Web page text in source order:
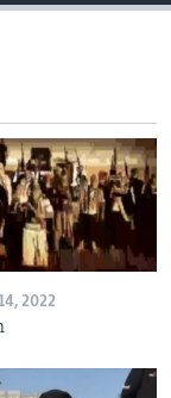
2022